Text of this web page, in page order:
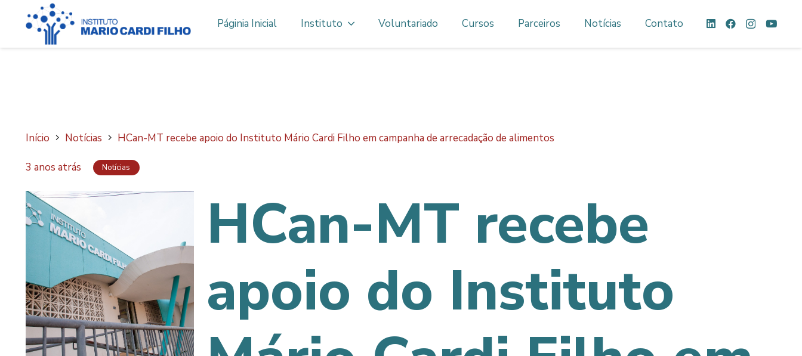
Páginia Inicial Instituto Voluntariado Cursos Parceiros Notícias Contato
Início Notícias HCan-MT recebe apoio do Instituto Mário Cardi Filho em campanha de arrecadação de alimentos
3 anos atrás Notícias
HCan-MT recebe
apoio do Instituto